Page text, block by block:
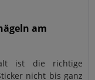
am
ist die richtige
nicht bis ganz